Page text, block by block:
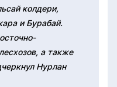
колдери,
и Бурабай.
а также
Нурлан